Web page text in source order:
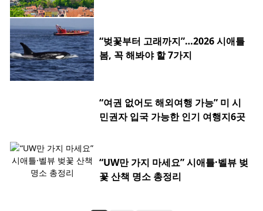
“벚꽃부터 고래까지”…2026 시애틀
봄, 꼭 해봐야 할 7가지
“여권 없어도 해외여행 가능” 미 시
민권자 입국 가능한 인기 여행지6곳
“UW만 가지 마세요” 시애틀·벨뷰 벚
꽃 산책 명소 총정리